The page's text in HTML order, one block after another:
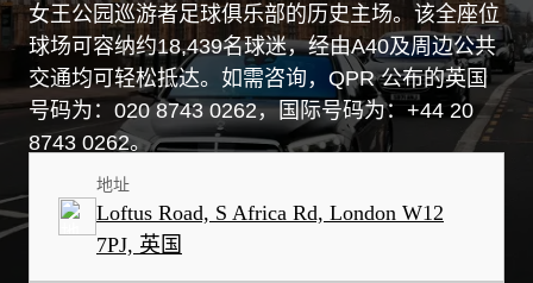
女王公园巡游者足球俱乐部的历史主场。该全座位
球场可容纳约18,439名球迷，经由A40及周边公共
交通均可轻松抵达。如需咨询，QPR 公布的英国
号码为：020 8743 0262，国际号码为：+44 20
8743 0262。
地址
Loftus Road, S Africa Rd, London W12
7PJ, 英国